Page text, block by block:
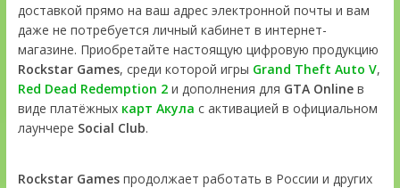
доставкой прямо на ваш адрес электронной почты и вам
даже не потребуется личный кабинет в интернет-
магазине. Приобретайте настоящую цифровую продукцию
Rockstar Games, среди которой игры Grand Theft Auto V,
Red Dead Redemption 2и дополнения для GTA Onlineв
виде платёжных карт Акула с активацией в официальном
лаунчере Social Club.
Rockstar Gamesпродолжает работать в России и других